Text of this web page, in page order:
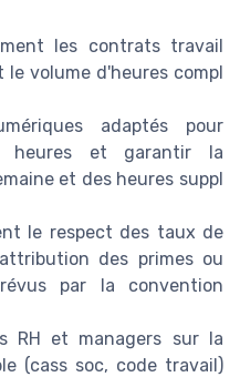
les contrats travail
volume d'heures compl
adaptés pour
heures et garantir la
et des heures suppl
le respect des taux de
des primes ou
par la convention
RH et managers sur la
(cass soc, code travail)